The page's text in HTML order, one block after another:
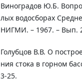
Виноградов Ю.Б.
лых водосборах
НИГМИ. – 1967. – Вып.
Голубцов В.В. О
ния стока в горном
3-25.